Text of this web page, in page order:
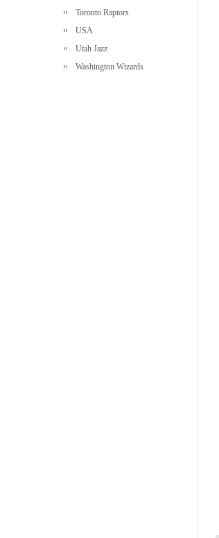
Toronto Raptors
USA
Utah Jazz
Washington Wizards